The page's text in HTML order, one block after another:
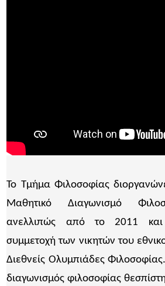
Το Τμήμα Φιλοσοφίας
Mαθητικό Διαγωνισμό
ανελλιπώς από το 2011 και
συμμετοχή των νικητών του
Διεθνείς Ολυμπιάδες
διαγωνισμός φιλοσοφίας